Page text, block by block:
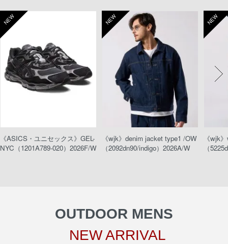
NEW
《ASICS・ユニセックス》GEL-
NYC（1201A789-020）2026F/W
NEW
《wjk》denim jacket type1 /OW
（2092dn90/indigo）2026A/W
NEW
《wjk
（
OUTDOOR MENS
NEW ARRIVAL